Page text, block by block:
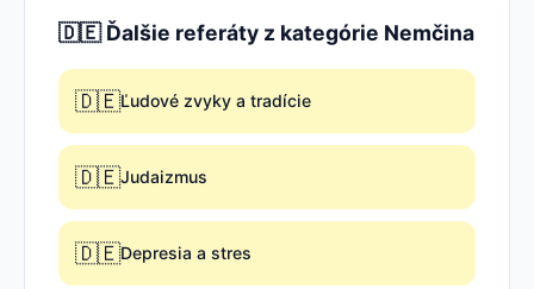
🇩🇪 Ďalšie referáty z kategórie Nemčina
🇩🇪Ľudové zvyky a tradície
🇩🇪Judaizmus
🇩🇪Depresia a stres